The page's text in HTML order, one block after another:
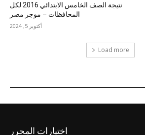
نتيجة الصف الخامس الابتدائي 2016 لكل
المحافظات – موجز مصر
أكتوبر 5, 2024
Load more
اختيارات المحرر